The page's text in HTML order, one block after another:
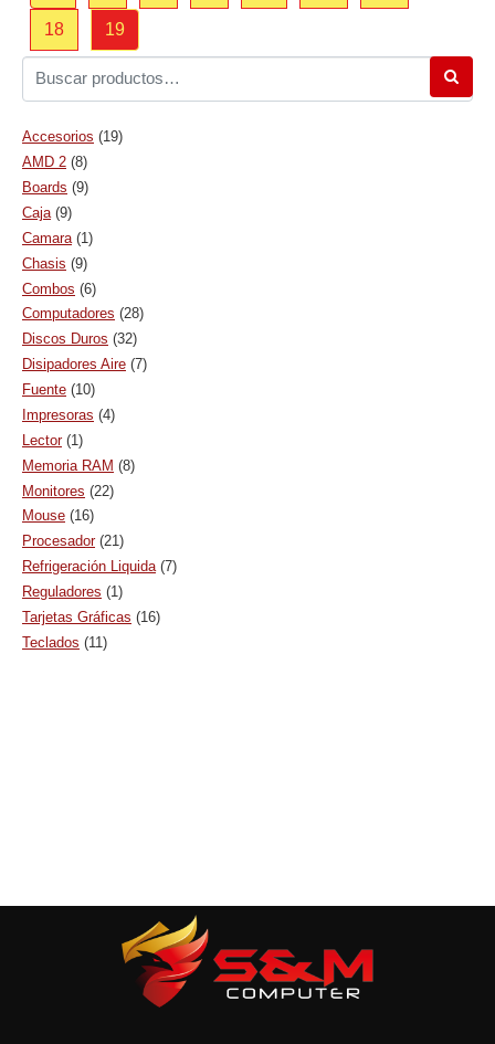
18 19
Accesorios (19)
AMD 2 (8)
Boards (9)
Caja (9)
Camara (1)
Chasis (9)
Combos (6)
Computadores (28)
Discos Duros (32)
Disipadores Aire (7)
Fuente (10)
Impresoras (4)
Lector (1)
Memoria RAM (8)
Monitores (22)
Mouse (16)
Procesador (21)
Refrigeración Liquida (7)
Reguladores (1)
Tarjetas Gráficas (16)
Teclados (11)